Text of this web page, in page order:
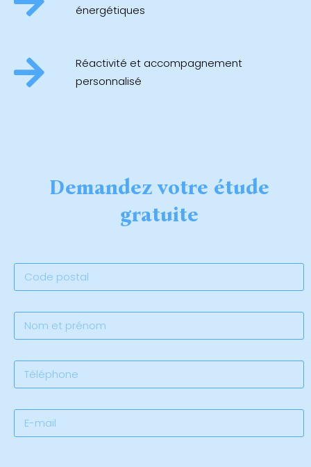
énergétiques
Réactivité et accompagnement
personnalisé
Demandez votre étude
gratuite